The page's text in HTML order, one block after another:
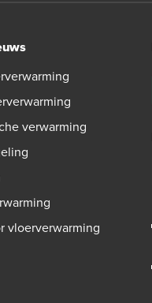
verwarming
vloerverwarming